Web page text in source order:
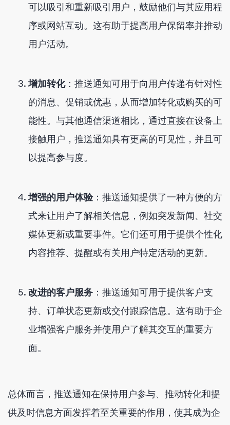
可以吸引和重新吸引用户，鼓励他们与其应用程
序或网站互动。这有助于提高用户保留率并推动
用户活动。
增加转化：推送通知可用于向用户传递有针对性
的消息、促销或优惠，从而增加转化或购买的可
能性。与其他通信渠道相比，通过直接在设备上
接触用户，推送通知具有更高的可见性，并且可
以提高参与度。
增强的用户体验：推送通知提供了一种方便的方
式来让用户了解相关信息，例如突发新闻、社交
媒体更新或重要事件。它们还可用于提供个性化
内容推荐、提醒或有关用户特定活动的更新。
改进的客户服务 ：推送通知可用于提供客户支
持、订单状态更新或交付跟踪信息。这有助于企
业增强客户服务并使用户了解其交互的重要方
面。
总体而言，推送通知在保持用户参与、推动转化和提
供及时信息方面发挥着至关重要的作用，使其成为企